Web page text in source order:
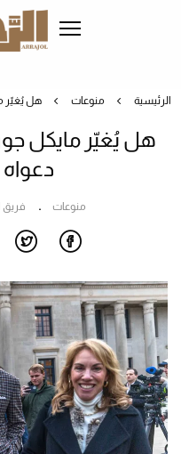
الرئيسية منوعات هل يُغيّر
هل يُغيّر مايكل
دعواه
منوعات فريق